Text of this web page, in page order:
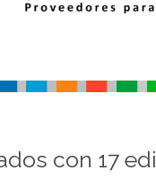
con 17